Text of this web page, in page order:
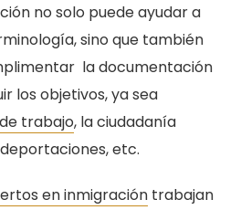
no solo puede ayudar a
sino que también
la documentación
los objetivos, ya sea
trabajo, la ciudadanía
etc.
en inmigración trabajan